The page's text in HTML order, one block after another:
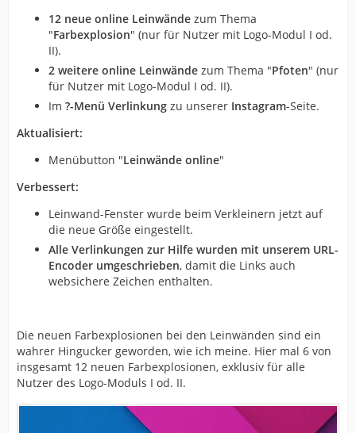
12 neue online Leinwände zum Thema
"Farbexplosion" (nur für Nutzer mit Logo-Modul I od.
II).
2 weitere online Leinwände zum Thema "Pfoten" (nur
für Nutzer mit Logo-Modul I od. II).
Im ?-Menü Verlinkung zu unserer Instagram-Seite.
Aktualisiert:
Menübutton "Leinwände online"
Verbessert:
Leinwand-Fenster wurde beim Verkleinern jetzt auf
die neue Größe eingestellt.
Alle Verlinkungen zur Hilfe wurden mit unserem URL-
Encoder umgeschrieben, damit die Links auch
websichere Zeichen enthalten.
Die neuen Farbexplosionen bei den Leinwänden sind ein
wahrer Hingucker geworden, wie ich meine. Hier mal 6 von
insgesamt 12 neuen Farbexplosionen, exklusiv für alle
Nutzer des Logo-Moduls I od. II.